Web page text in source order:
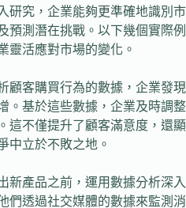
研究，企業能夠更準確地識別市
預測潛在挑戰。以下幾個實際例
靈活應對市場的變化。
顧客購買行為的數據，企業發現
。基於這些數據，企業及時調整
這不僅提升了顧客滿意度，還顯
中立於不敗之地。
新產品之前，運用數據分析深入
們透過社交媒體的數據來監測消